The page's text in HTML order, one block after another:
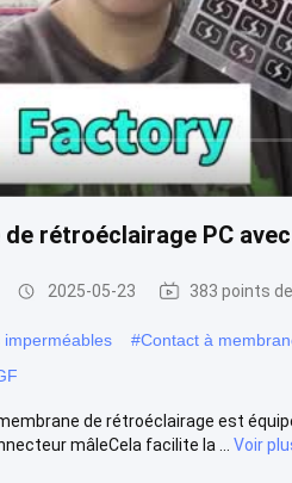
rétroéclairage PC
2025-05-23 383 points
#Contact à
de rétroéclairage est
mâleCela facilite la ...
Voir